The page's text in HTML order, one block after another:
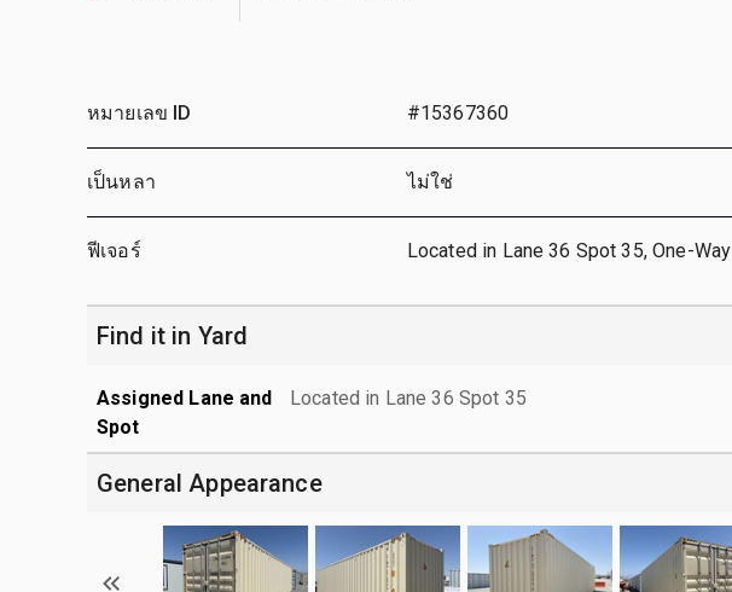
หมายเลข ID #15367360
เป็นหลา ไม่ใช่
ฟีเจอร์ Located in Lane 36 Spot 35, One-Way
Find it in Yard
Assigned Lane and
Spot
Located in Lane 36 Spot 35
General Appearance